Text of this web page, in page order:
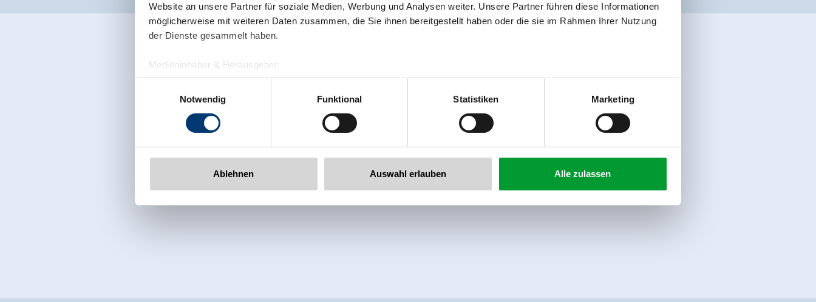
Website an unsere Partner für soziale Medien, Werbung und Analysen weiter. Unsere Partner führen diese Informationen
möglicherweise mit weiteren Daten zusammen, die Sie ihnen bereitgestellt haben oder die sie im Rahmen Ihrer Nutzung
der Dienste gesammelt haben.
Medieninhaber & Herausgeber:
Zeller Bergbahnen Zillertal GmbH & Co KG
Rohr 23// A-6280 Zell am Ziller
www.zillertalarena.com
Notwendig
Funktional Statistiken Marketing
Ablehnen Auswahl erlauben Alle zulassen